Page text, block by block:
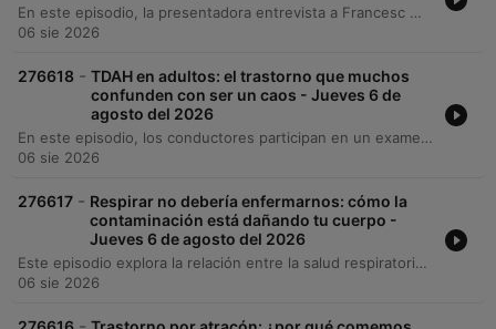
En este episodio, la presentadora entrevista a Francesc Miralles sobre su libro 'Ikigai', explorando el concepto japonés del propósito de vida y sus cuatro pilares fundamentales: lo que amas, en lo que eres bueno, por lo que te pueden pagar y lo que el mundo necesita. Asimismo, se analiza cómo encontrar y redefinir este propósito a través de la exploración y la acción. La conversación aborda la importancia de la reinvención ante las crisis vitales y la idea de que el Ikigai es un elemento mutable que evoluciona con nuestras etapas de vida.
06 sie 2026
276618 - TDAH en adultos: el trastorno que muchos
confunden con ser un caos - Jueves 6 de
agosto del 2026
En este episodio, los conductores participan en un examen médico sorpresa sobre cirugía y alergias antes de profundizar en la evaluación de síntomas de TDAH en adultos. A través de una escala de autorreporte, se analizan las manifestaciones del trastorno, como la dificultad para esperar, la impulsividad y el hiperfoco. El programa explora la neurociencia detrás del TDAH, detallando la hiperactividad de la red por defecto y las estrategias compensatorias como el hiperperfeccionismo. Finalmente, se discuten los tratamientos farmacológicos y conductuales, subrayando la importancia de un diagnóstico profesional para prevenir consecuencias como la ansiedad y la depresión.
06 sie 2026
276617 - Respirar no debería enfermarnos: cómo la
contaminación está dañando tu cuerpo -
Jueves 6 de agosto del 2026
Este episodio explora la relación entre la salud respiratoria y los factores ambientales, comenzando con una dinámica de dicción para ilustrar la coordinación motora. Los especialistas analizan cómo la contaminación por micropartículas PM2.5, las emisiones volcánicas y el cambio climático incrementan los riesgos de enfermedades como asma, rinitis y cáncer de pulmón. Además, se discute la importancia de no normalizar síntomas crónicos y cómo factores como el reflujo gastroesofágico pueden afectar las vías respiratorias. El panel concluye respondiendo dudas de la audiencia sobre alergias infantiles, diagnósticos precisos y casos médicos complejos.
06 sie 2026